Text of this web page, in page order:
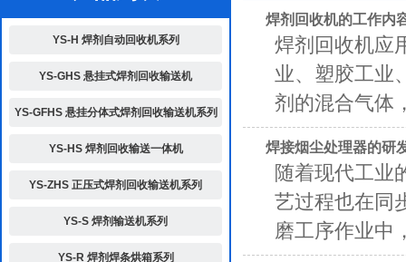
YS-H 焊剂自动回收机系列
YS-GHS 悬挂式焊剂回收输送机
YS-GFHS 悬挂分体式焊剂回收输送机系列
YS-HS 焊剂回收输送一体机
YS-ZHS 正压式焊剂回收输送机系列
YS-S 焊剂输送机系列
YS-R 焊剂焊条烘箱系列
焊剂回收机的工作内
焊剂回收机应
业、塑胶工业
剂的混合气体
焊接烟尘处理器的研
随着现代工业
艺过程也在同
磨工序作业中